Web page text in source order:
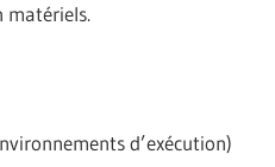
matériels.
d’exécution)